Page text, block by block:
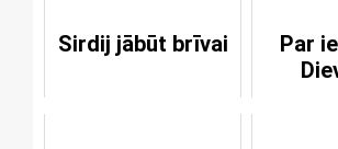
Sirdij jābūt brīvai
Par